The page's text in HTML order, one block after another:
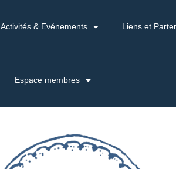
Activités & Evénements Liens et
Espace membres